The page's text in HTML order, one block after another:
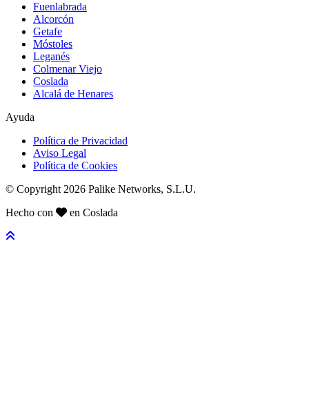
Fuenlabrada
Alcorcón
Getafe
Móstoles
Leganés
Colmenar Viejo
Coslada
Alcalá de Henares
Ayuda
Política de Privacidad
Aviso Legal
Política de Cookies
© Copyright 2026 Palike Networks, S.L.U.
Hecho con
en Coslada